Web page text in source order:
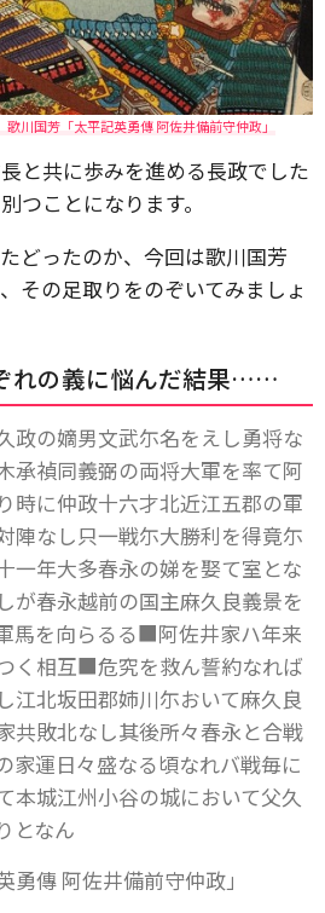
川国芳「太平記英勇傳 阿佐井備前守仲政」
と共に歩みを進める長政でした
つことになります。
どったのか、今回は歌川国芳
その足取りをのぞいてみましょ
れの義に悩んだ結果……
政の嫡男文武尓名をえし勇将な
承禎同義弼の両将大軍を率て阿
時に仲政十六才北近江五郡の軍
陣なし只一戦尓大勝利を得竟尓
一年大多春永の娣を娶て室とな
が春永越前の国主麻久良義景を
馬を向らるる■阿佐井家ハ年来
く相互■危究を救ん誓約なれば
江北坂田郡姉川尓おいて麻久良
共敗北なし其後所々春永と合戦
家運日々盛なる頃なれバ戦毎に
本城江州小谷の城において父久
となん
傳 阿佐井備前守仲政」